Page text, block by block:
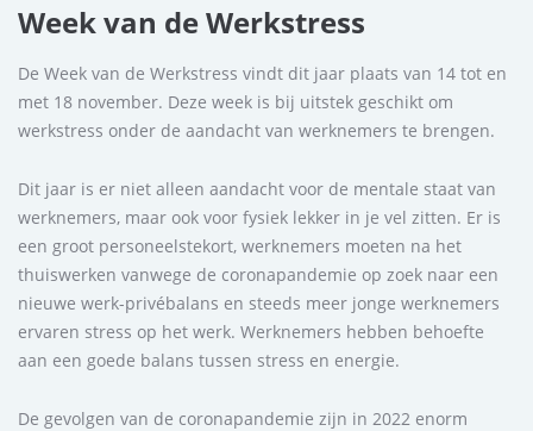
Week van de Werkstress
De Week van de Werkstress vindt dit jaar plaats van 14 tot en
met 18 november. Deze week is bij uitstek geschikt om
werkstress onder de aandacht van werknemers te brengen.
Dit jaar is er niet alleen aandacht voor de mentale staat van
werknemers, maar ook voor fysiek lekker in je vel zitten. Er is
een groot personeelstekort, werknemers moeten na het
thuiswerken vanwege de coronapandemie op zoek naar een
nieuwe werk-privébalans en steeds meer jonge werknemers
ervaren stress op het werk. Werknemers hebben behoefte
aan een goede balans tussen stress en energie.
De gevolgen van de coronapandemie zijn in 2022 enorm